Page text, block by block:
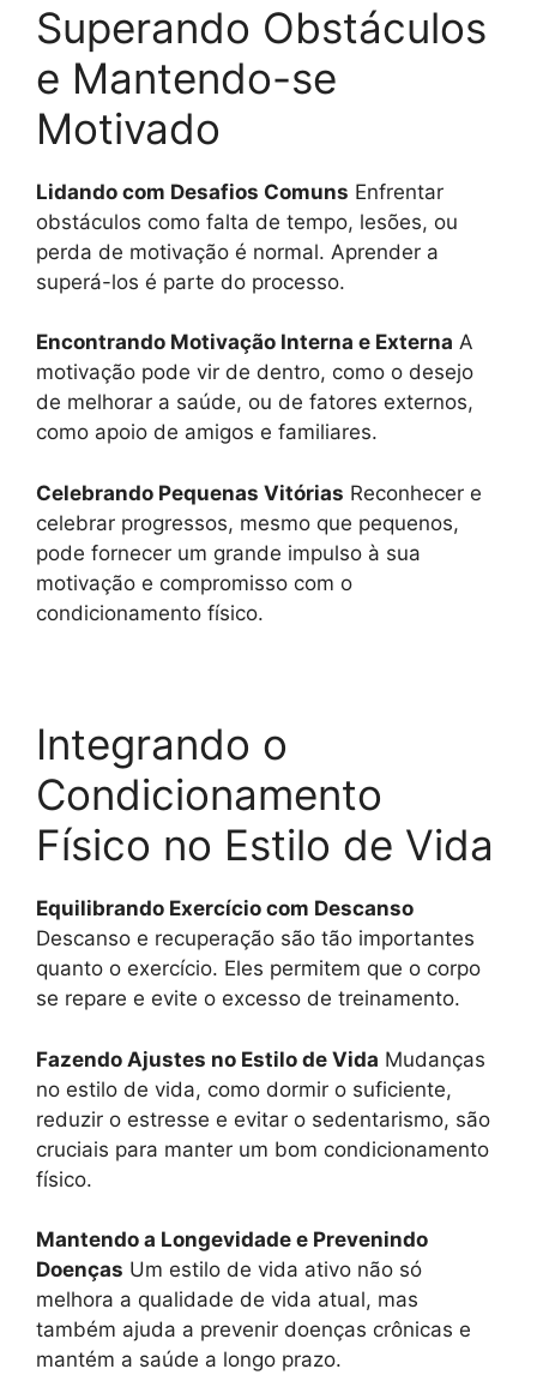
Superando Obstáculos
e Mantendo-se
Motivado
Lidando com Desafios Comuns Enfrentar
obstáculos como falta de tempo, lesões, ou
perda de motivação é normal. Aprender a
superá-los é parte do processo.
Encontrando Motivação Interna e Externa A
motivação pode vir de dentro, como o desejo
de melhorar a saúde, ou de fatores externos,
como apoio de amigos e familiares.
Celebrando Pequenas Vitórias Reconhecer e
celebrar progressos, mesmo que pequenos,
pode fornecer um grande impulso à sua
motivação e compromisso com o
condicionamento físico.
Integrando o
Condicionamento
Físico no Estilo de Vida
Equilibrando Exercício com Descanso
Descanso e recuperação são tão importantes
quanto o exercício. Eles permitem que o corpo
se repare e evite o excesso de treinamento.
Fazendo Ajustes no Estilo de Vida Mudanças
no estilo de vida, como dormir o suficiente,
reduzir o estresse e evitar o sedentarismo, são
cruciais para manter um bom condicionamento
físico.
Mantendo a Longevidade e Prevenindo
Doenças Um estilo de vida ativo não só
melhora a qualidade de vida atual, mas
também ajuda a prevenir doenças crônicas e
mantém a saúde a longo prazo.